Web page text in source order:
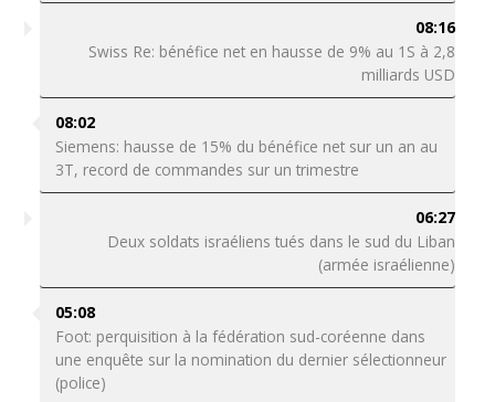
08:16
Swiss Re: bénéfice net en hausse de 9% au 1S à 2,8
milliards USD
08:02
Siemens: hausse de 15% du bénéfice net sur un an au
3T, record de commandes sur un trimestre
06:27
Deux soldats israéliens tués dans le sud du Liban
(armée israélienne)
05:08
Foot: perquisition à la fédération sud-coréenne dans
une enquête sur la nomination du dernier sélectionneur
(police)